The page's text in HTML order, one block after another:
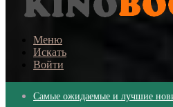
Меню
Искать
Войти
Самые ожидаемые и лучшие